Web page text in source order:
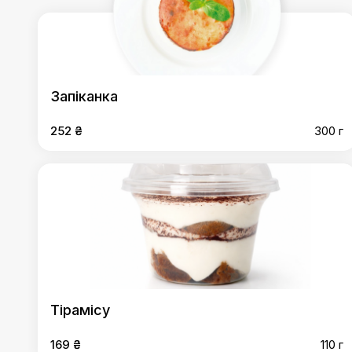
Запіканка
252 ₴ 300 г
Тірамісу
169 ₴ 110 г